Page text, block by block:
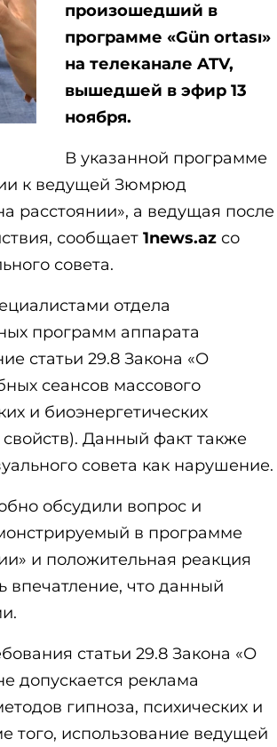
произошедший в
программе «Gün ortası»
на телеканале ATV,
вышедшей в эфир 13
ноября.
В указанной программе
к ведущей Зюмрюд
расстоянии», а ведущая после
сообщает 1news.az со
совета.
отдела
программ аппарата
статьи 29.8 Закона «О
сеансов массового
и биоэнергетических
Данный факт также
совета как нарушение.
обсудили вопрос и
в программе
и положительная реакция
впечатление, что данный
статьи 29.8 Закона «О
допускается реклама
гипноза, психических и
того, использование ведущей